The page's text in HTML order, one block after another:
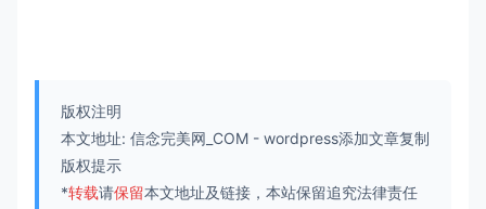
版权注明
本文地址: 信念完美网_COM - wordpress添加文章复制
版权提示
*转载请保留本文地址及链接，本站保留追究法律责任